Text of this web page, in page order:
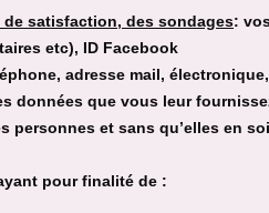
satisfaction, des sondages:
etc), ID Facebook
adresse mail,
données que vous leur
personnes et sans qu’elles en
pour finalité de :